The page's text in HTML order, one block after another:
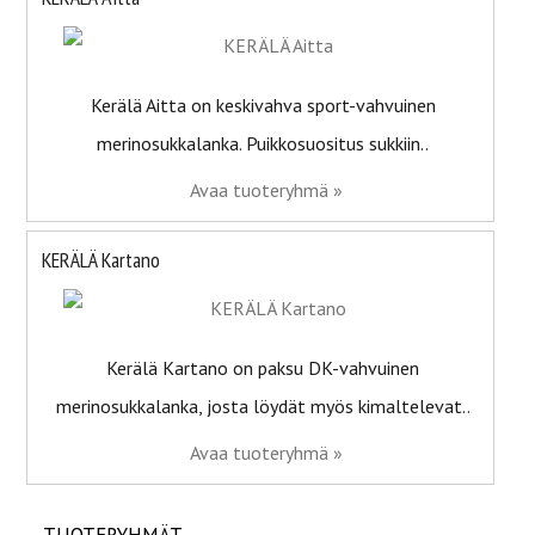
Kerälä Aitta on keskivahva sport-vahvuinen
merinosukkalanka. Puikkosuositus sukkiin..
Avaa tuoteryhmä »
KERÄLÄ Kartano
Kerälä Kartano on paksu DK-vahvuinen
merinosukkalanka, josta löydät myös kimaltelevat..
Avaa tuoteryhmä »